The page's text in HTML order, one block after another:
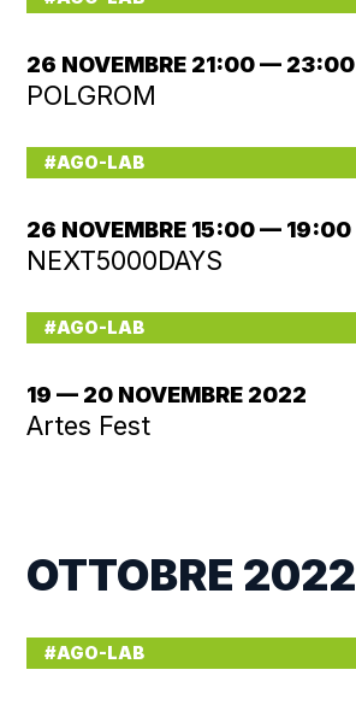
26 NOVEMBRE 21:00 — 23:00
POLGROM
#AGO-LAB
26 NOVEMBRE 15:00 — 19:00
NEXT5000DAYS
#AGO-LAB
19 — 20 NOVEMBRE 2022
Artes Fest
OTTOBRE 2022
#AGO-LAB